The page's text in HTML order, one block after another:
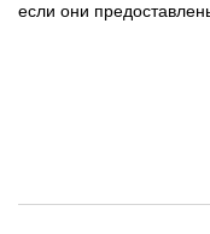
если они